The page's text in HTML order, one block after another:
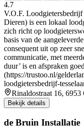
4.7
V.O.F. Loodgietersbedrijf
Dieren) is een lokaal
zich richt op
basis van de
consequent uit op zeer
communicatie, met
duur’ is en afspraken
(https://trustoo.nl/
loodgietersbedrijf-
Rinaldostraat 16, 6953
Bekijk details
de Bruin Installatie